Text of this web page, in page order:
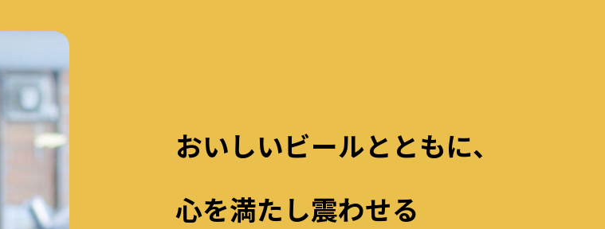
おいしいビールとともに、
心を満たし震わせる